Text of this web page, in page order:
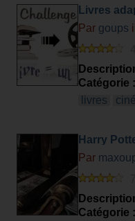
Livres
Par goups
Catégorie :
livres
Harry
Par
Catégorie :